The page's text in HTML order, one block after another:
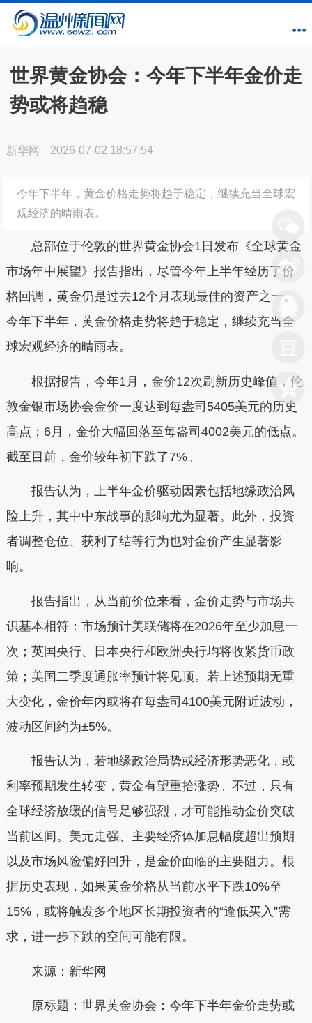
世界黄金协会：今年下半年金价走
势或将趋稳
新华网 2026-07-02 18:57:54
今年下半年，黄金价格走势将趋于稳定，继续充当全球宏
观经济的晴雨表。
总部位于伦敦的世界黄金协会1日发布《全球黄金
市场年中展望》报告指出，尽管今年上半年经历了价
格回调，黄金仍是过去12个月表现最佳的资产之一。
今年下半年，黄金价格走势将趋于稳定，继续充当全
球宏观经济的晴雨表。
根据报告，今年1月，金价12次刷新历史峰值，伦
敦金银市场协会金价一度达到每盎司5405美元的历史
高点；6月，金价大幅回落至每盎司4002美元的低点。
截至目前，金价较年初下跌了7%。
报告认为，上半年金价驱动因素包括地缘政治风
险上升，其中中东战事的影响尤为显著。此外，投资
者调整仓位、获利了结等行为也对金价产生显著影
响。
报告指出，从当前价位来看，金价走势与市场共
识基本相符：市场预计美联储将在2026年至少加息一
次；英国央行、日本央行和欧洲央行均将收紧货币政
策；美国二季度通胀率预计将见顶。若上述预期无重
大变化，金价年内或将在每盎司4100美元附近波动，
波动区间约为±5%。
报告认为，若地缘政治局势或经济形势恶化，或
利率预期发生转变，黄金有望重拾涨势。不过，只有
全球经济放缓的信号足够强烈，才可能推动金价突破
当前区间。美元走强、主要经济体加息幅度超出预期
以及市场风险偏好回升，是金价面临的主要阻力。根
据历史表现，如果黄金价格从当前水平下跌10%至
15%，或将触发多个地区长期投资者的“逢低买入”需
求，进一步下跌的空间可能有限。
来源：新华网
原标题：世界黄金协会：今年下半年金价走势或